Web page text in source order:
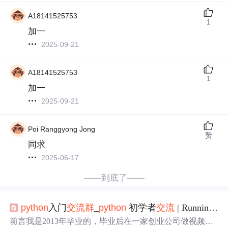
A18141525753
加一
2025-09-21
1
A18141525753
加一
2025-09-21
1
Poi Ranggyong Jong
同求
2025-06-17
赞
——到底了——
python 入门交流群 python 初学者交流 | Running Snail
前言我是2013年毕业的，毕业后在一家创业公司做视频图